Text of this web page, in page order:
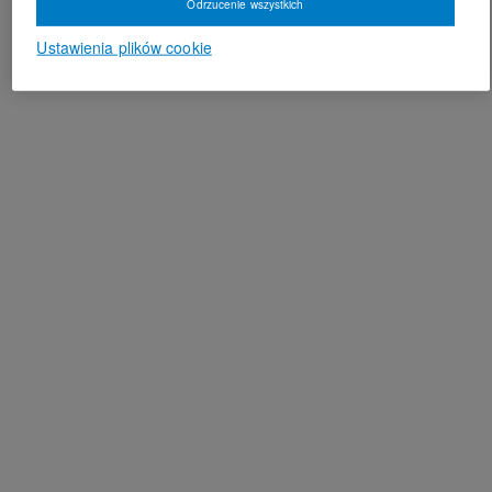
Ustawienia plików cookie
Odrzucenie wszystkich